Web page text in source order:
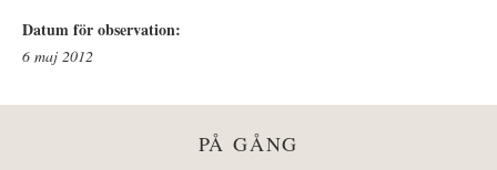
Datum för observation:
6 maj 2012
PÅ GÅNG